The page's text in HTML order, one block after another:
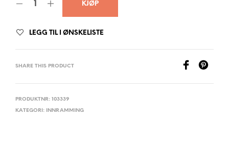
KJØP
LEGG TIL I ØNSKELISTE
SHARE THIS PRODUCT
PRODUKTNR: 103339
KATEGORI:
INNRAMMING